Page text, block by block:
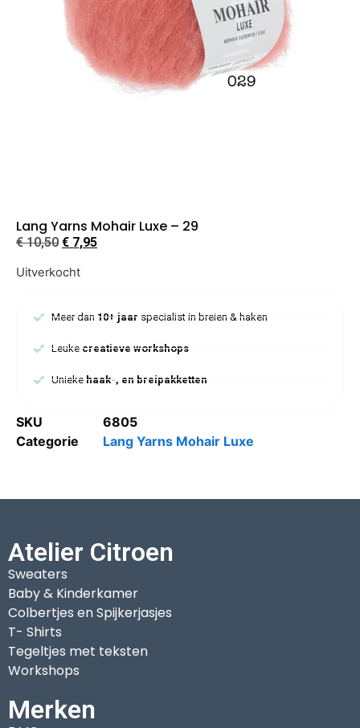
Lang Yarns Mohair Luxe – 29
€10,50 € 7,95
Uitverkocht
Meer dan 10+ jaar specialist in breien & haken
Leuke creatieve workshops
Uniekehaak-, en breipakketten
SKU
6805
Categorie
Lang Yarns Mohair Luxe
Atelier Citroen
Sweaters
Baby & Kinderkamer
Colbertjes en Spijkerjasjes
T- Shirts
Tegeltjes met teksten
Workshops
Merken